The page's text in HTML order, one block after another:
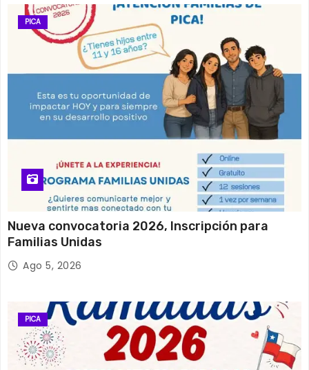
PICA
Nueva convocatoria 2026, Inscripción para
Familias Unidas
Ago 5, 2026
PICA